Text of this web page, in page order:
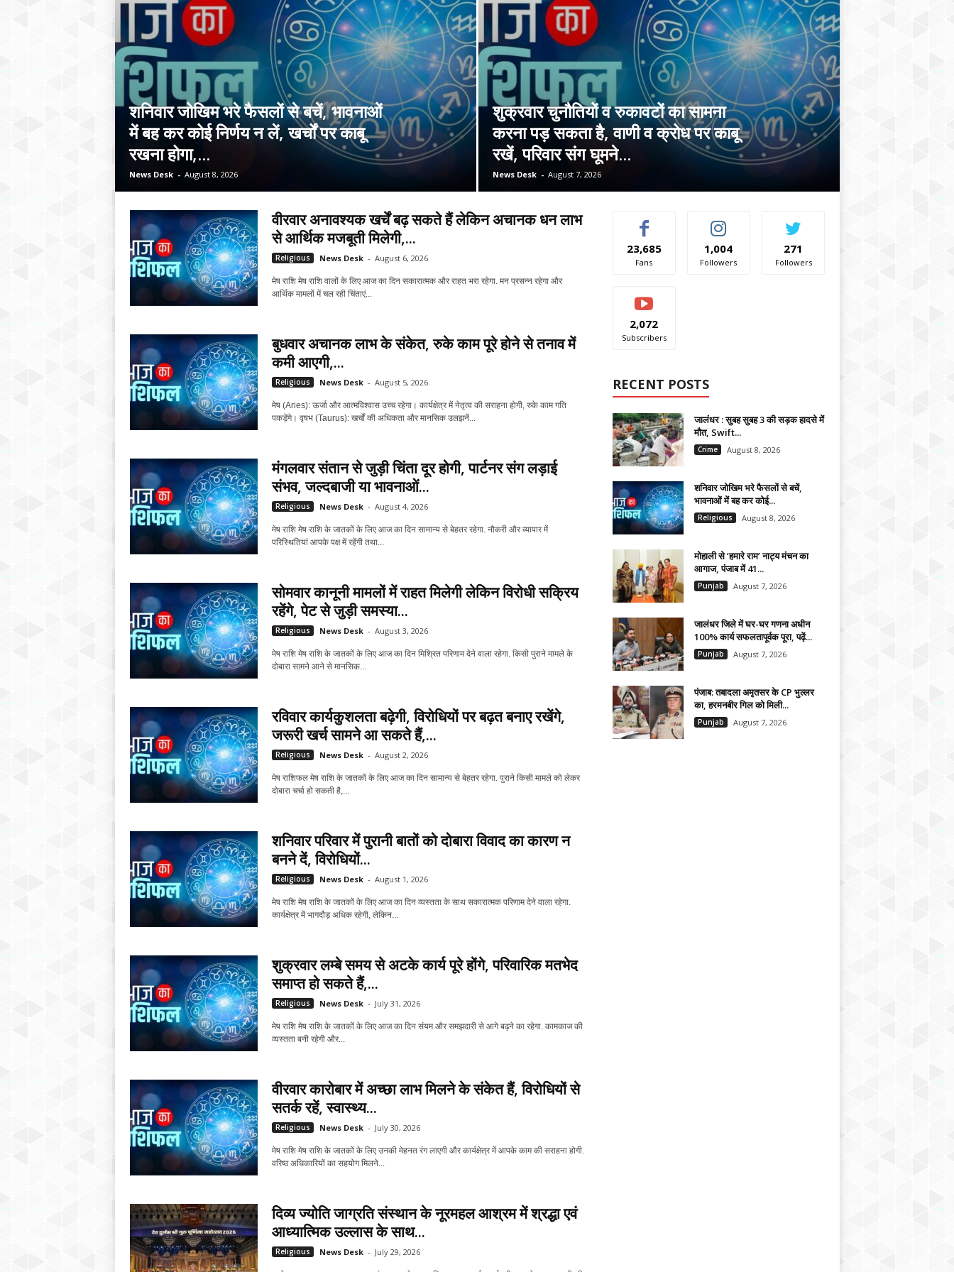
शनिवार जोखिम भरे फैसलों से बचें, भावनाओं
में बह कर कोई निर्णय न लें, खर्चों पर काबू
रखना होगा,...
News Desk - August 8, 2026
शुक्रवार चुनौतियों व रुकावटों का सामना
करना पड़ सकता है, वाणी व क्रोध पर काबू
रखें, परिवार संग घूमने...
News Desk - August 7, 2026
वीरवार अनावश्यक खर्चें बढ़ सकते हैं लेकिन अचानक धन लाभ
से आर्थिक मजबूती मिलेगी,...
Religious News Desk - August 6, 2026
मेष राशि मेष राशि वालों के लिए आज का दिन सकारात्मक और राहत भरा रहेगा. मन प्रसन्न रहेगा और
आर्थिक मामलों में चल रही चिंताएं...
बुधवार अचानक लाभ के संकेत, रुके काम पूरे होने से तनाव में
कमी आएगी,...
Religious News Desk - August 5, 2026
मेष (Aries): ऊर्जा और आत्मविश्वास उच्च रहेगा। कार्यक्षेत्र में नेतृत्व की सराहना होगी, रुके काम गति
पकड़ेंगे। वृषभ (Taurus): खर्चों की अधिकता और मानसिक उलझनें...
मंगलवार संतान से जुड़ी चिंता दूर होगी, पार्टनर संग लड़ाई
संभव, जल्दबाजी या भावनाओं...
Religious News Desk - August 4, 2026
मेष राशि मेष राशि के जातकों के लिए आज का दिन सामान्य से बेहतर रहेगा. नौकरी और व्यापार में
परिस्थितियां आपके पक्ष में रहेंगी तथा...
सोमवार कानूनी मामलों में राहत मिलेगी लेकिन विरोधी सक्रिय
रहेंगे, पेट से जुड़ी समस्या...
Religious News Desk - August 3, 2026
मेष राशि मेष राशि के जातकों के लिए आज का दिन मिश्रित परिणाम देने वाला रहेगा. किसी पुराने मामले के
दोबारा सामने आने से मानसिक...
रविवार कार्यकुशलता बढ़ेगी, विरोधियों पर बढ़त बनाए रखेंगे,
जरूरी खर्च सामने आ सकते हैं,...
Religious News Desk - August 2, 2026
मेष राशिफल मेष राशि के जातकों के लिए आज का दिन सामान्य से बेहतर रहेगा. पुराने किसी मामले को लेकर
दोबारा चर्चा हो सकती है,...
शनिवार परिवार में पुरानी बातों को दोबारा विवाद का कारण न
बनने दें, विरोधियों...
Religious News Desk - August 1, 2026
मेष राशि मेष राशि के जातकों के लिए आज का दिन व्यस्तता के साथ सकारात्मक परिणाम देने वाला रहेगा.
कार्यक्षेत्र में भागदौड़ अधिक रहेगी, लेकिन...
शुक्रवार लम्बे समय से अटके कार्य पूरे होंगे, परिवारिक मतभेद
समाप्त हो सकते हैं,...
Religious News Desk - July 31, 2026
मेष राशि मेष राशि के जातकों के लिए आज का दिन संयम और समझदारी से आगे बढ़ने का रहेगा. कामकाज की
व्यस्तता बनी रहेगी और...
वीरवार कारोबार में अच्छा लाभ मिलने के संकेत हैं, विरोधियों से
सतर्क रहें, स्वास्थ्य...
Religious News Desk - July 30, 2026
मेष राशि मेष राशि के जातकों के लिए उनकी मेहनत रंग लाएगी और कार्यक्षेत्र में आपके काम की सराहना होगी.
वरिष्ठ अधिकारियों का सहयोग मिलने...
दिव्य ज्योति जाग्रति संस्थान के नूरमहल आश्रम में श्रद्धा एवं
आध्यात्मिक उल्लास के साथ...
Religious News Desk - July 29, 2026
23,685
Fans
1,004
Followers
271
Followers
2,072
Subscribers
RECENT POSTS
जालंधर : सुबह सुबह 3 की सड़क हादसे में
मौत, Swift...
Crime August 8, 2026
शनिवार जोखिम भरे फैसलों से बचें,
भावनाओं में बह कर कोई...
Religious August 8, 2026
मोहाली से ‘हमारे राम’ नाट्य मंचन का
आगाज, पंजाब में 41...
Punjab August 7, 2026
जालंधर जिले में घर-घर गणना अधीन
100% कार्य सफलतापूर्वक पूरा, पढ़ें...
Punjab August 7, 2026
पंजाब: तबादला अमृतसर के CP भुल्लर
का, हरमनबीर गिल को मिली...
Punjab August 7, 2026